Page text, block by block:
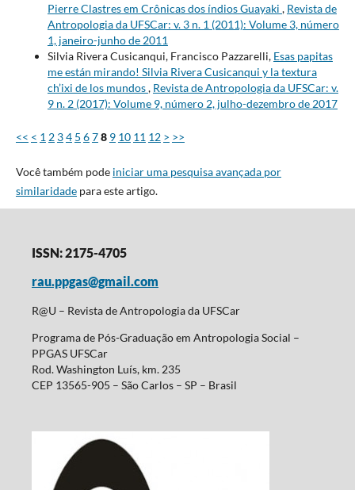
Pierre Clastres em Crônicas dos índios Guayaki , Revista de
Antropologia da UFSCar: v. 3 n. 1 (2011): Volume 3, número
1, janeiro-junho de 2011
Silvia Rivera Cusicanqui, Francisco Pazzarelli, Esas papitas
me están mirando! Silvia Rivera Cusicanqui y la textura
ch’ixi de los mundos, Revista de Antropologia da UFSCar: v.
9 n. 2 (2017): Volume 9, número 2, julho-dezembro de 2017
<< < 1 2 34 5 678 9 10 11 12 > >>
Você também pode iniciar uma pesquisa avançada por
similaridadepara este artigo.
ISSN: 2175-4705
rau.ppgas@gmail.com
R@U – Revista de Antropologia da UFSCar
Programa de Pós-Graduação em Antropologia Social –
PPGAS UFSCar
Rod. Washington Luís, km. 235
CEP 13565-905 – São Carlos – SP – Brasil